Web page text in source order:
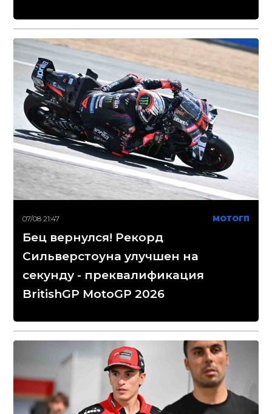
07/08 21:47 МОТОГП
Бец вернулся! Рекорд
Сильверстоуна улучшен на
секунду - преквалификация
BritishGP MotoGP 2026